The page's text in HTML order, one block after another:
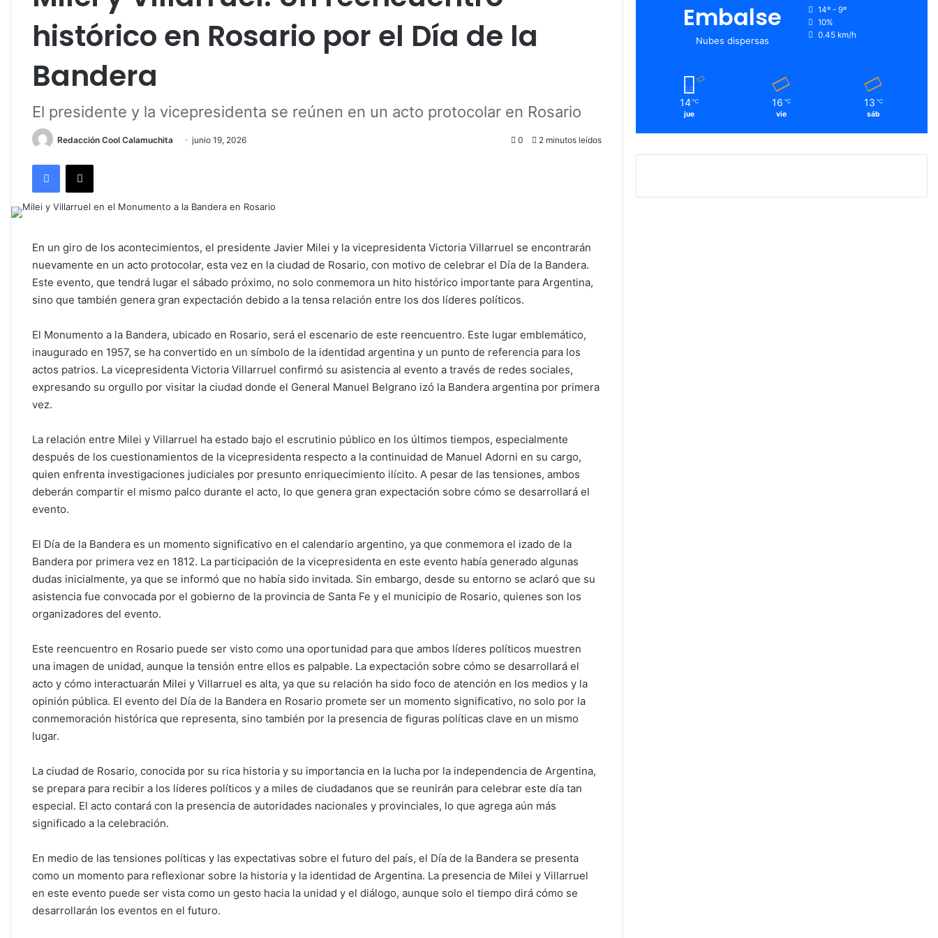
histórico en Rosario por el Día de la
Bandera
El presidente y la vicepresidenta se reúnen en un acto protocolar en Rosario
Redacción Cool Calamuchita junio 19, 2026 0 2 minutos leídos
Facebook
X
En un giro de los acontecimientos, el presidente Javier Milei y la vicepresidenta Victoria Villarruel se encontrarán
nuevamente en un acto protocolar, esta vez en la ciudad de Rosario, con motivo de celebrar el Día de la Bandera.
Este evento, que tendrá lugar el sábado próximo, no solo conmemora un hito histórico importante para Argentina,
sino que también genera gran expectación debido a la tensa relación entre los dos líderes políticos.
El Monumento a la Bandera, ubicado en Rosario, será el escenario de este reencuentro. Este lugar emblemático,
inaugurado en 1957, se ha convertido en un símbolo de la identidad argentina y un punto de referencia para los
actos patrios. La vicepresidenta Victoria Villarruel confirmó su asistencia al evento a través de redes sociales,
expresando su orgullo por visitar la ciudad donde el General Manuel Belgrano izó la Bandera argentina por primera
vez.
La relación entre Milei y Villarruel ha estado bajo el escrutinio público en los últimos tiempos, especialmente
después de los cuestionamientos de la vicepresidenta respecto a la continuidad de Manuel Adorni en su cargo,
quien enfrenta investigaciones judiciales por presunto enriquecimiento ilícito. A pesar de las tensiones, ambos
deberán compartir el mismo palco durante el acto, lo que genera gran expectación sobre cómo se desarrollará el
evento.
El Día de la Bandera es un momento significativo en el calendario argentino, ya que conmemora el izado de la
Bandera por primera vez en 1812. La participación de la vicepresidenta en este evento había generado algunas
dudas inicialmente, ya que se informó que no había sido invitada. Sin embargo, desde su entorno se aclaró que su
asistencia fue convocada por el gobierno de la provincia de Santa Fe y el municipio de Rosario, quienes son los
organizadores del evento.
Este reencuentro en Rosario puede ser visto como una oportunidad para que ambos líderes políticos muestren
una imagen de unidad, aunque la tensión entre ellos es palpable. La expectación sobre cómo se desarrollará el
acto y cómo interactuarán Milei y Villarruel es alta, ya que su relación ha sido foco de atención en los medios y la
opinión pública. El evento del Día de la Bandera en Rosario promete ser un momento significativo, no solo por la
conmemoración histórica que representa, sino también por la presencia de figuras políticas clave en un mismo
lugar.
La ciudad de Rosario, conocida por su rica historia y su importancia en la lucha por la independencia de Argentina,
se prepara para recibir a los líderes políticos y a miles de ciudadanos que se reunirán para celebrar este día tan
especial. El acto contará con la presencia de autoridades nacionales y provinciales, lo que agrega aún más
significado a la celebración.
En medio de las tensiones políticas y las expectativas sobre el futuro del país, el Día de la Bandera se presenta
como un momento para reflexionar sobre la historia y la identidad de Argentina. La presencia de Milei y Villarruel
en este evento puede ser vista como un gesto hacia la unidad y el diálogo, aunque solo el tiempo dirá cómo se
desarrollarán los eventos en el futuro.
Embalse
Nubes dispersas
14º - 9º
10%
0.45 km/h
14 ℃
jue
16 ℃
vie
13 ℃
sáb